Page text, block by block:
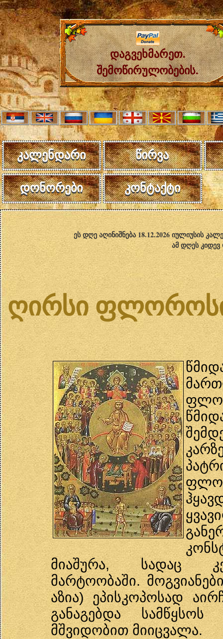
დაგვეხმარეთ.
შემოწირულობების.
კალენდარი წირვა
დონორები კონტაქტი
ეს დღე აღინიშნება 18.12.2026 იულიუსის
ამ დღეს
ღირსი ფლოროსი
მიაშურა, სადაც
მარტოობაში.
აზია) ეპისკოპოსად
განაგებდა
მშვიდობით მიიცვალა.